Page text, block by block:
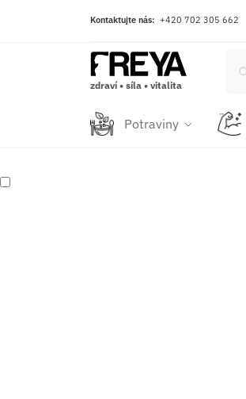
Kontaktujte nás: +420 702 305 662
zdraví • síla • vitalita
Potraviny